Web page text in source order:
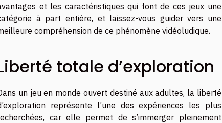
et les caractéristiques qui font de ces jeux une
à part entière, et laissez-vous guider vers une
compréhension de ce phénomène vidéoludique.
totale d’exploration
un jeu en monde ouvert destiné aux adultes, la liberté
représente l’une des expériences les plus
car elle permet de s’immerger pleinement